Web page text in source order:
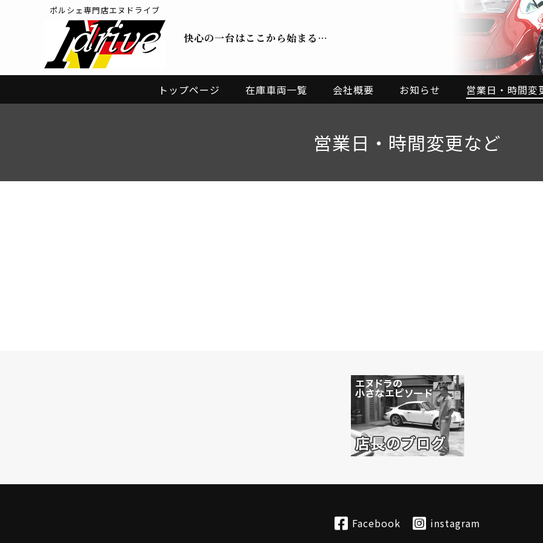
ポルシェ専門店エヌドライブ
快心の一台はここから始まる…
トップページ 在庫車両一覧 会社概要 お知らせ 営業日・時間変
営業日・時間変更など
Facebook instagram